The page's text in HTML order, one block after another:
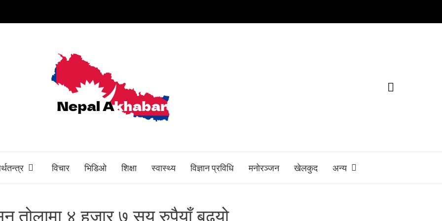
विचार भिडिओ शिक्षा स्वास्थ्य विज्ञान प्रविधि मनोरञ्जन खेलकुद अन्य
तोलामा ४ हजार ७ सय रुपैयाँ बढ्यो